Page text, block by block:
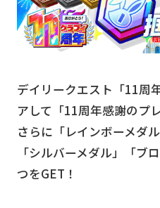
デイリークエスト「11周
アして「11周年感謝のプ
さらに「レインボーメダ
「シルバーメダル」「ブ
つをGET！